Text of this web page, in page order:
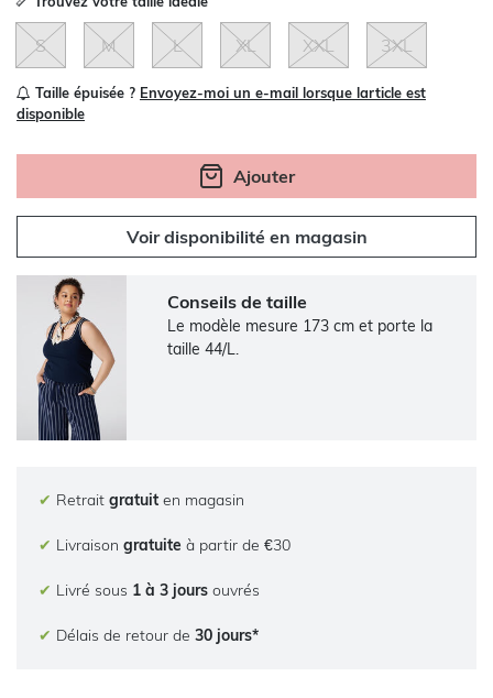
S M L XL XXL 3XL
Taille épuisée ? Envoyez-moi un e-mail lorsque larticle est
disponible
Ajouter
Voir disponibilité en magasin
Conseils de taille
Le modèle mesure 173 cm et porte la
taille 44/L.
✔ Retrait gratuit en magasin
✔ Livraison gratuite à partir de €30
✔ Livré sous 1 à 3 jours ouvrés
✔ Délais de retour de 30 jours*